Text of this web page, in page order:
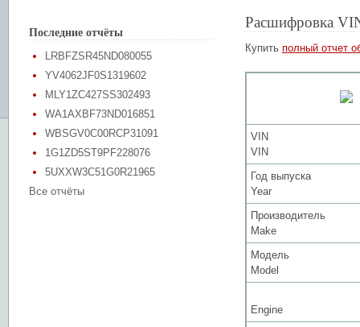
Последние отчёты
LRBFZSR45ND080055
YV4062JF0S1319602
MLY1ZC427SS302493
WA1AXBF73ND016851
WBSGV0C00RCP31091
1G1ZD5ST9PF228076
5UXXW3C51G0R21965
Все отчёты
Расшифровка
Купить полный отчет
VIN
VIN
Год выпуска
Year
Производитель
Make
Модель
Model
Engine